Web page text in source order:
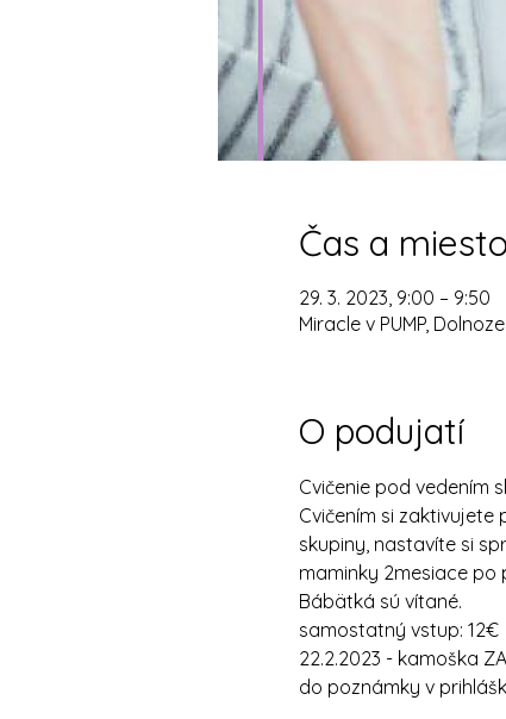
Čas a miesto
29. 3. 2023, 9:00 – 9:50
Miracle v PUMP,
O podujatí
Cvičenie pod vedením
Cvičením si
skupiny, nastavíte si
maminky 2mesiace po
Bábätká sú vítané.
samostatný vstup: 12€
22.2.2023 - kamoška
do poznámky v